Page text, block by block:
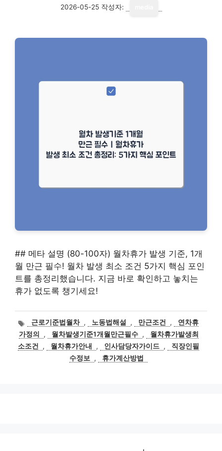
2026-05-25 작성자:
## 메타 설명 (80-100자) 월차휴가 발생 기준, 1개
월 만근 필수! 월차 발생 최소 조건 5가지 핵심 포인
트를 총정리했습니다. 지금 바로 확인하고 놓치는
휴가 없도록 챙기세요!
태
그
근로기준법월차 , 노동법해설 , 만근조건 ,
연차휴
가정의
, 월차발생기준1개월만근필수 ,
월차휴가발생최
소조건
, 월차휴가안내 , 인사담당자가이드 ,
직장인필
수정보
, 휴가계산방법